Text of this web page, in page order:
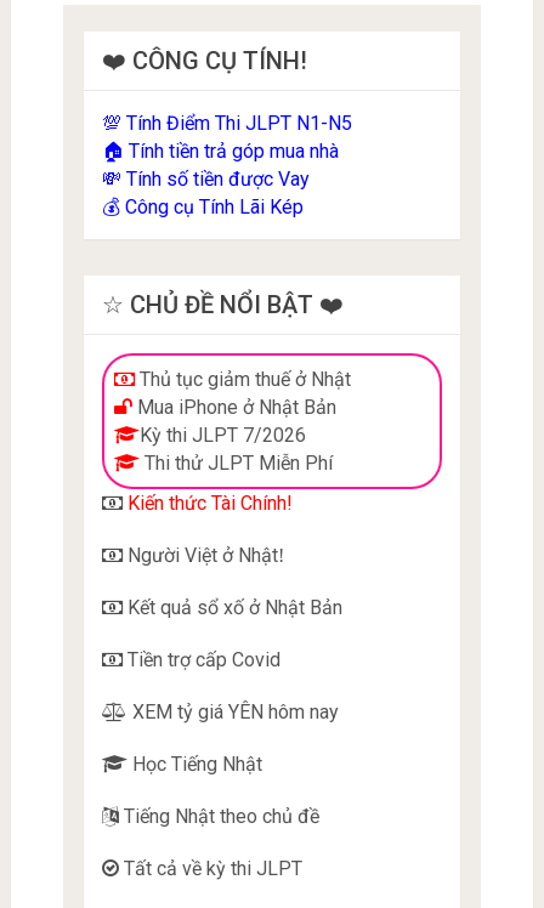
❤️ CÔNG CỤ TÍNH!
💯 Tính Điểm Thi JLPT N1-N5
🏠 Tính tiền trả góp mua nhà
💸 Tính số tiền được Vay
💰 Công cụ Tính Lãi Kép
☆ CHỦ ĐỀ NỔI BẬT ❤️
Thủ tục giảm thuế ở Nhật
Mua iPhone ở Nhật Bản
Kỳ thi JLPT 7/2026
Thi thử JLPT Miễn Phí
Kiến thức Tài Chính!
Người Việt ở Nhật!
Kết quả sổ xố ở Nhật Bản
Tiền trợ cấp Covid
XEM tỷ giá YÊN hôm nay
Học Tiếng Nhật
Tiếng Nhật theo chủ đề
Tất cả về kỳ thi JLPT